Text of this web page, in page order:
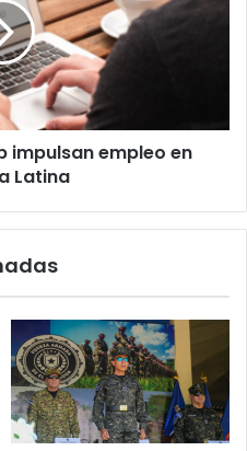
impulsan empleo en
Latina